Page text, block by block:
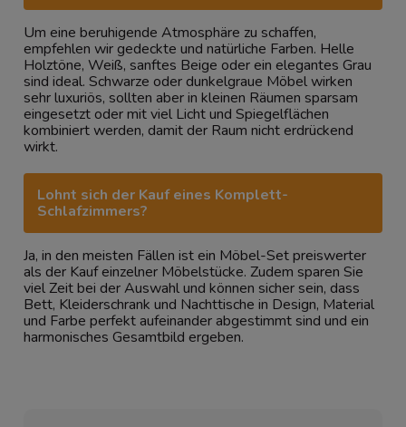
Um eine beruhigende Atmosphäre zu schaffen,
empfehlen wir gedeckte und natürliche Farben. Helle
Holztöne, Weiß, sanftes Beige oder ein elegantes Grau
sind ideal. Schwarze oder dunkelgraue Möbel wirken
sehr luxuriös, sollten aber in kleinen Räumen sparsam
eingesetzt oder mit viel Licht und Spiegelflächen
kombiniert werden, damit der Raum nicht erdrückend
wirkt.
Lohnt sich der Kauf eines Komplett-
Schlafzimmers?
Ja, in den meisten Fällen ist ein Möbel-Set preiswerter
als der Kauf einzelner Möbelstücke. Zudem sparen Sie
viel Zeit bei der Auswahl und können sicher sein, dass
Bett, Kleiderschrank und Nachttische in Design, Material
und Farbe perfekt aufeinander abgestimmt sind und ein
harmonisches Gesamtbild ergeben.